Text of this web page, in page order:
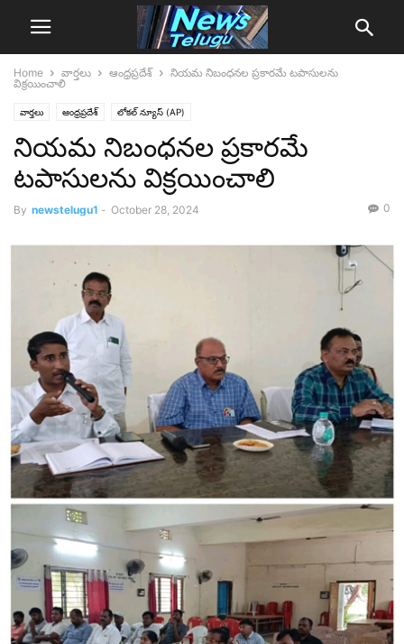
Home వార్తలు ఆంధ్రప్రదేశ్‌
నియమ నిబంధనల ప్రకారమే టపాసులను
విక్రయించాలి
వార్తలు ఆంధ్రప్రదేశ్‌ లోక‌ల్ న్యూస్‌ (AP)
నియమ నిబంధనల ప్రకారమే
టపాసులను విక్రయించాలి
By newstelugu1 - October 28, 2024 0